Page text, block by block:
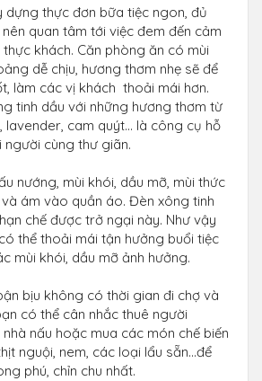
dựng thực đơn bữa tiệc ngon, đủ
quan tâm tới việc đem đến cảm
khách. Căn phòng ăn có mùi
dễ chịu, hương thơm nhẹ sẽ để
làm các vị khách thoải mái hơn.
tinh dầu với những hương thơm từ
lavender, cam quýt… là công cụ hỗ
người cùng thư giãn.
nướng, mùi khói, dầu mỡ, mùi thức
ám vào quần áo. Đèn xông tinh
chế được trở ngại này. Như vậy
thể thoải mái tận hưởng buổi tiệc
mùi khói, dầu mỡ ảnh hưởng.
bịu không có thời gian đi chợ và
có thể cân nhắc thuê người
nấu hoặc mua các món chế biến
nguội, nem, các loại lẩu sẵn…để
phú, chỉn chu nhất.